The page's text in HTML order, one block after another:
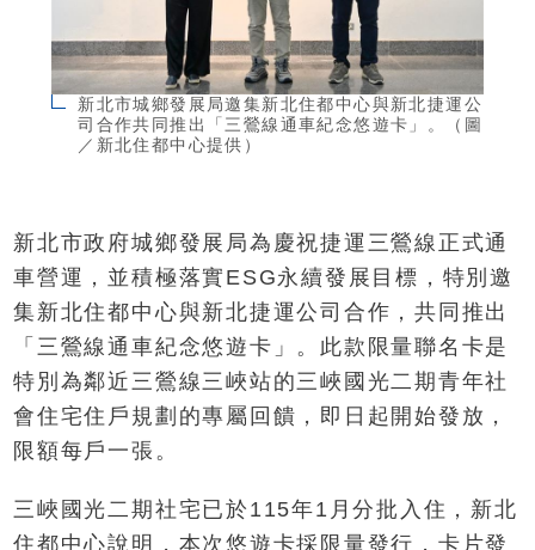
新北市城鄉發展局邀集新北住都中心與新北捷運公
司合作共同推出「三鶯線通車紀念悠遊卡」。（圖
／新北住都中心提供）
新北市政府城鄉發展局為慶祝捷運三鶯線正式通
車營運，並積極落實ESG永續發展目標，特別邀
集新北住都中心與新北捷運公司合作，共同推出
「三鶯線通車紀念悠遊卡」。此款限量聯名卡是
特別為鄰近三鶯線三峽站的三峽國光二期青年社
會住宅住戶規劃的專屬回饋，即日起開始發放，
限額每戶一張。
三峽國光二期社宅已於115年1月分批入住，新北
住都中心說明，本次悠遊卡採限量發行，卡片發